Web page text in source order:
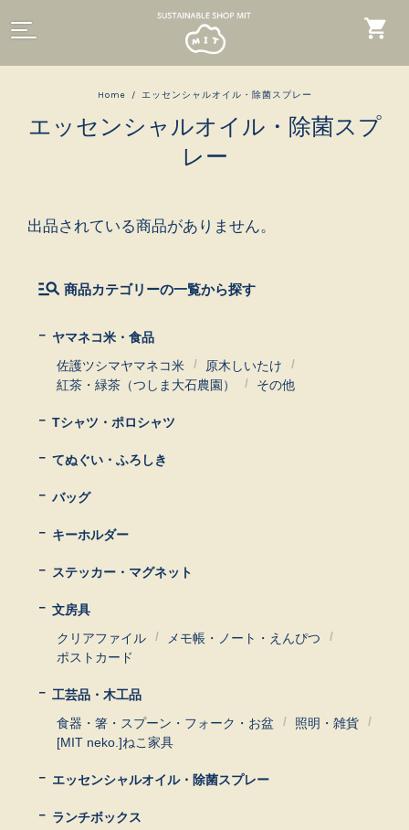
Home エッセンシャルオイル・除菌スプレー
エッセンシャルオイル・除菌スプ
レー
出品されている商品がありません。
商品カテゴリーの一覧から探す
ヤマネコ米・食品
佐護ツシマヤマネコ米
原木しいたけ
紅茶・緑茶（つしま大石農園）
その他
Tシャツ・ポロシャツ
てぬぐい・ふろしき
バッグ
キーホルダー
ステッカー・マグネット
文房具
クリアファイル
メモ帳・ノート・えんぴつ
ポストカード
工芸品・木工品
食器・箸・スプーン・フォーク・お盆
照明・雑貨
[MIT neko.]ねこ家具
エッセンシャルオイル・除菌スプレー
ランチボックス